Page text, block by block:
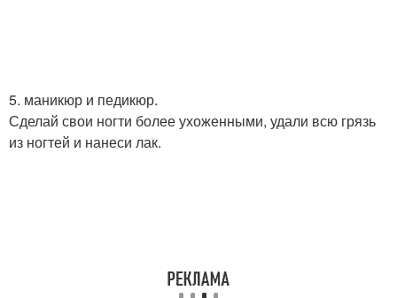
5. маникюр и педикюр.
Сделай свои ногти более ухоженными, удали всю грязь
из ногтей и нанеси лак.